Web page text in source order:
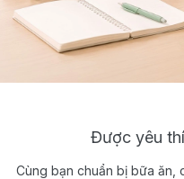
Được yêu
Cùng bạn chuẩn bị bữa ăn,